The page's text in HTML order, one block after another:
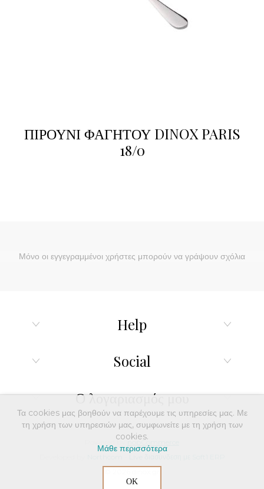
ΠΙΡΟΥΝΙ ΦΑΓΗΤΟΥ DINOX PARIS
18/0
Μόνο οι εγγεγραμμένοι χρήστες μπορούν να γράψουν σχόλια
Help
Social
Ο λογαριασμός μου
Powered by nopCommerce
Τα cookies μας βοηθούν να παρέχουμε τις υπηρεσίες μας. Με
τη χρήση των υπηρεσιών μας, συμφωνείτε με τη χρήση των
cookies.
Μάθε περισσότερα
ΟΚ